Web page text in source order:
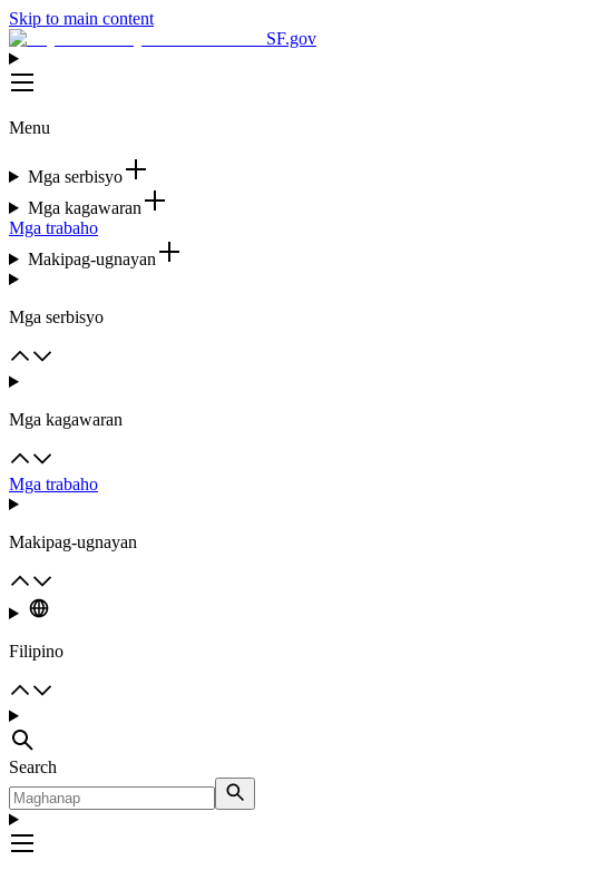
Skip to main content
SF.gov
Menu
Mga serbisyo
Mga kagawaran
Mga trabaho
Makipag-ugnayan
Mga serbisyo
Mga kagawaran
Mga trabaho
Makipag-ugnayan
Filipino
Search